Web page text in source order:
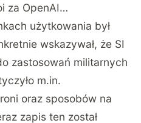
za OpenAI…
użytkowania był
wskazywał, że SI
zastosowań militarnych
m.in.
oraz sposobów na
zapis ten został